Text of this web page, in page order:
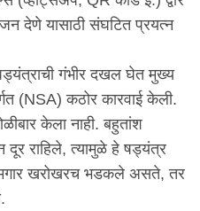
देणे यासाठी संघटित प्रयत्न
गंभीर दखल घेत मुख्य
(NSA) कठोर कारवाई केली.
केला नाही. बहुतांश
दूर राहिले, त्यामुळे हे षड्यंत्र
खरोखरच भडकले असते, तर